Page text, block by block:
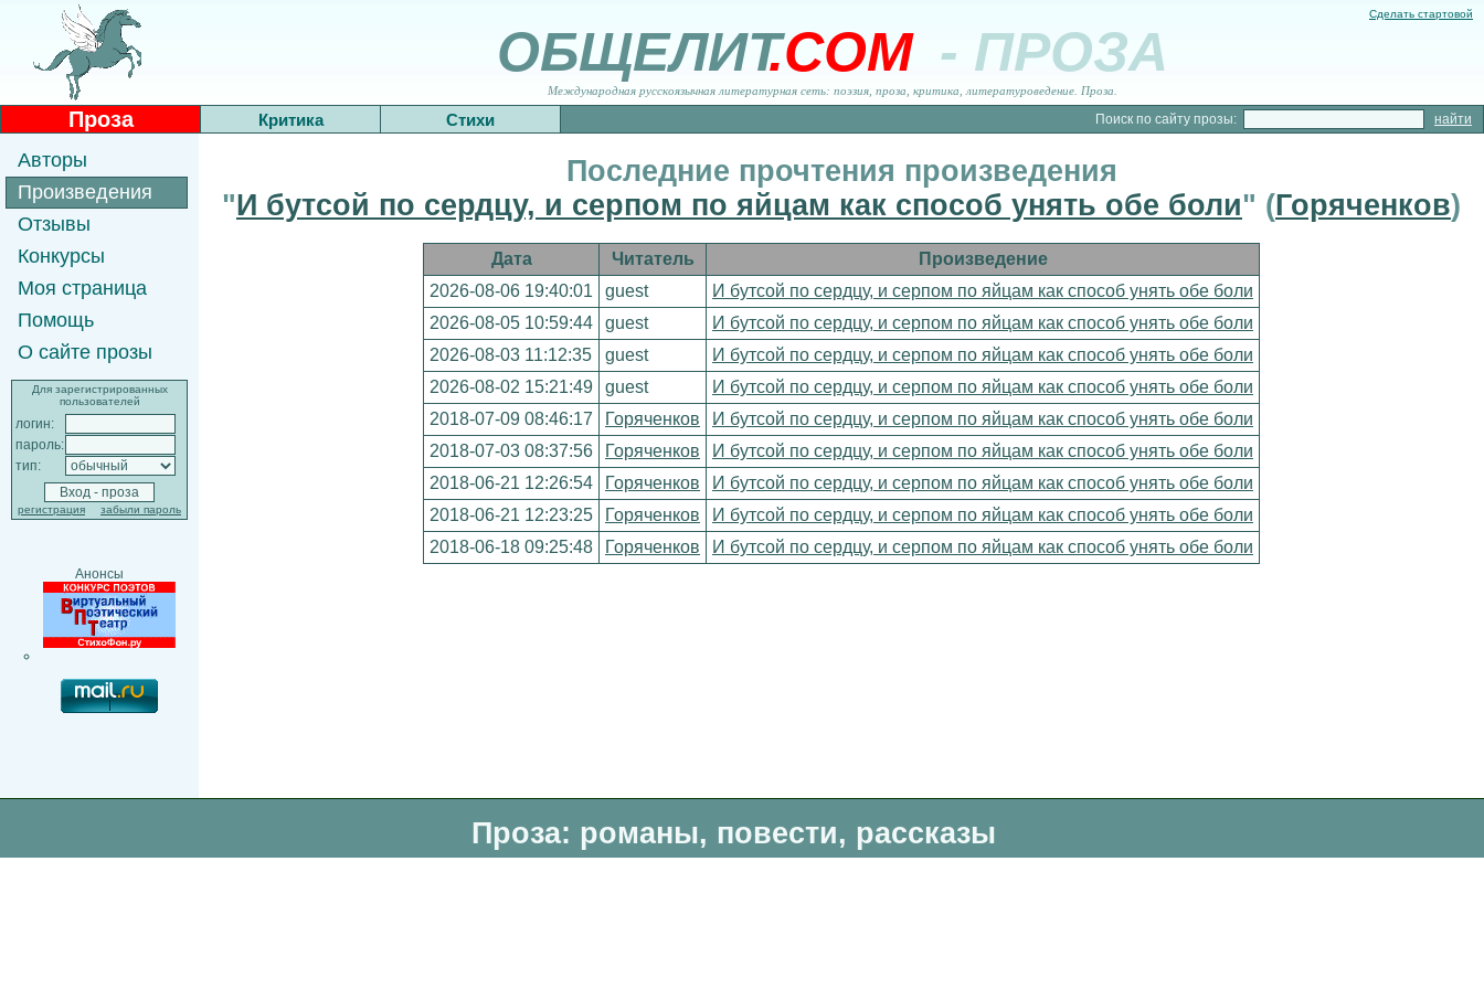
Сделать стартовой
ОБЩЕЛИТ.COM - ПРОЗА
Международная русскоязычная литературная сеть: поэзия, проза, критика, литературоведение. Проза.
Проза Критика Стихи Поиск по сайту прозы:
Авторы
Произведения
Отзывы
Конкурсы
Моя страница
Помощь
О сайте прозы
Для зарегистрированных
пользователей
логин:
пароль:
тип:
регистрация забыли пароль
Анонсы
Последние прочтения произведения
"И бутсой по сердцу, и серпом по яйцам как способ унять обе боли" (Горяченков)
Дата Читатель
Произведение
2026-08-06 19:40:01
guest
И бутсой по сердцу, и серпом по яйцам как способ унять обе боли
2026-08-05 10:59:44
guest
И бутсой по сердцу, и серпом по яйцам как способ унять обе боли
2026-08-03 11:12:35
guest
И бутсой по сердцу, и серпом по яйцам как способ унять обе боли
2026-08-02 15:21:49
guest
И бутсой по сердцу, и серпом по яйцам как способ унять обе боли
2018-07-09 08:46:17
Горяченков
И бутсой по сердцу, и серпом по яйцам как способ унять обе боли
2018-07-03 08:37:56
Горяченков
И бутсой по сердцу, и серпом по яйцам как способ унять обе боли
2018-06-21 12:26:54
Горяченков
И бутсой по сердцу, и серпом по яйцам как способ унять обе боли
2018-06-21 12:23:25
Горяченков
И бутсой по сердцу, и серпом по яйцам как способ унять обе боли
2018-06-18 09:25:48
Горяченков И бутсой по сердцу, и серпом по яйцам как способ унять обе боли
Проза: романы, повести, рассказы